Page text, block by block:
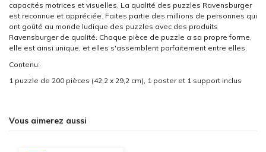
capacités motrices et visuelles. La qualité des puzzles Ravensburger
est reconnue et appréciée. Faites partie des millions de personnes qui
ont goûté au monde ludique des puzzles avec des produits
Ravensburger de qualité. Chaque pièce de puzzle a sa propre forme,
elle est ainsi unique, et elles s'assemblent parfaitement entre elles.
Contenu:
1 puzzle de 200 pièces (42,2 x 29,2 cm), 1 poster et 1 support inclus
Vous aimerez aussi